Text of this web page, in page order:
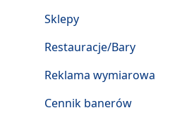
Sklepy
Restauracje/Bary
Reklama wymiarowa
Cennik banerów